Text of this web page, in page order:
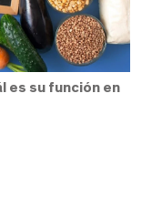
es su función en